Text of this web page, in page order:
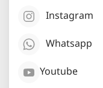
Instagram
Whatsapp
Youtube